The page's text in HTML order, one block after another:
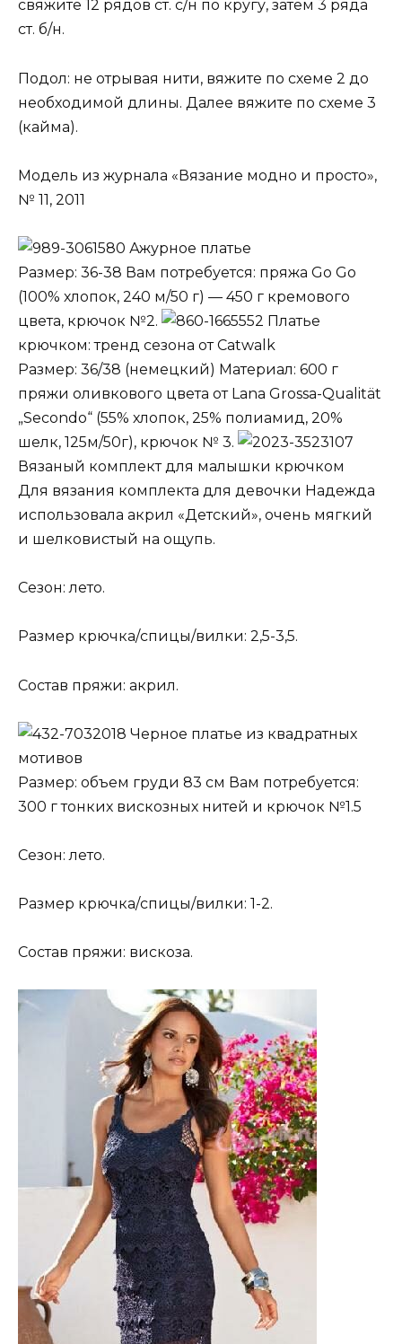
свяжите 12 рядов ст. с/н по кругу, затем 3 ряда
ст. б/н.
Подол: не отрывая нити, вяжите по схеме 2 до
необходимой длины. Далее вяжите по схеме 3
(кайма).
Модель из журнала «Вязание модно и просто»,
№ 11, 2011
Ажурное платье
Размер: 36-38 Вам потребуется: пряжа Go Go
(100% хлопок, 240 м/50 г) — 450 г кремового
цвета, крючок №2.
Платье
крючком: тренд сезона от Catwalk
Размер: 36/38 (немецкий) Материал: 600 г
пряжи оливкового цвета от Lana Grossa-Qualität
„Secondo“ (55% хлопок, 25% полиамид, 20%
шелк, 125м/50г), крючок № 3.
Вязаный комплект для малышки крючком
Для вязания комплекта для девочки Надежда
использовала акрил «Детский», очень мягкий
и шелковистый на ощупь.
Сезон: лето.
Размер крючка/спицы/вилки: 2,5-3,5.
Состав пряжи: акрил.
Черное платье из квадратных
мотивов
Размер: объем груди 83 см Вам потребуется:
300 г тонких вискозных нитей и крючок №1.5
Сезон: лето.
Размер крючка/спицы/вилки: 1-2.
Состав пряжи: вискоза.